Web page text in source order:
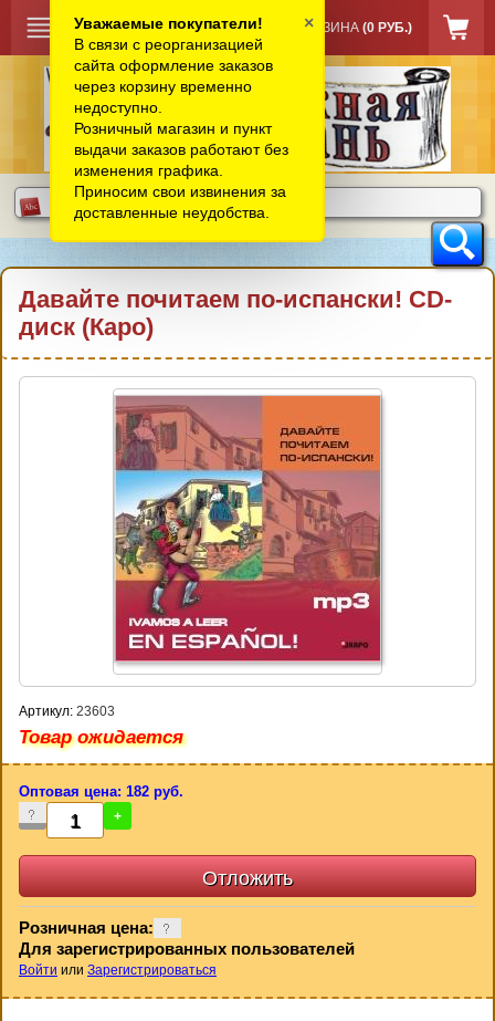
КОРЗИНА (0 РУБ.)
Давайте почитаем по-испански! CD-
диск (Каро)
Артикул: 23603
Товар ожидается
Оптовая цена: 182 руб.
- +
Розничная цена:
Для зарегистрированных пользователей
Войти или Зарегистрироваться
Уважаемые покупатели!
В связи с реорганизацией
сайта оформление заказов
через корзину временно
недоступно.
Розничный магазин и пункт
выдачи заказов работают без
изменения графика.
Приносим свои извинения за
доставленные неудобства.
×